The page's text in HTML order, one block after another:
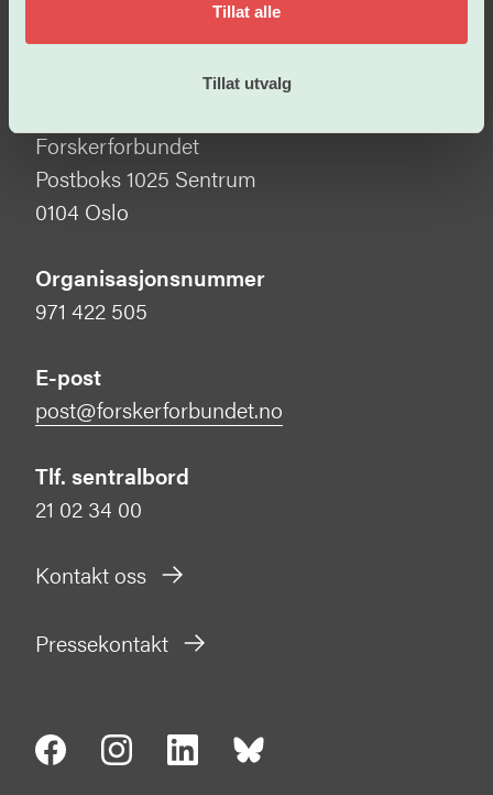
Tillat alle
Tillat utvalg
0166 Oslo
Forskerforbundet
Postboks 1025 Sentrum
0104 Oslo
Organisasjonsnummer
971 422 505
E-post
post@forskerforbundet.no
Tlf. sentralbord
21 02 34 00
Kontakt oss
Pressekontakt